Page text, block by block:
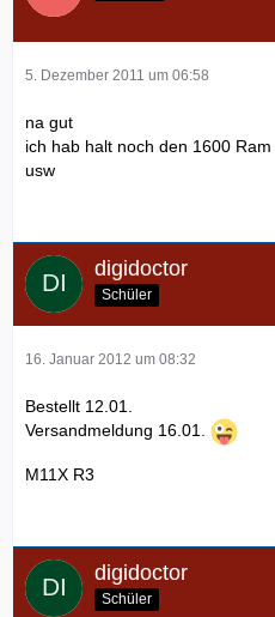
5. Dezember 2011 um 06:58
na gut
ich hab halt noch den 1600
usw
digidoctor
Schüler
16. Januar 2012 um 08:32
Bestellt 12.01.
Versandmeldung 16.01.
M11X R3
digidoctor
Schüler